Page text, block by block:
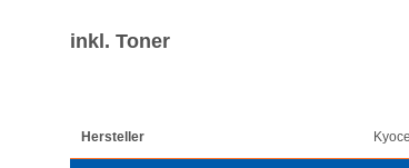
inkl. Toner
Hersteller